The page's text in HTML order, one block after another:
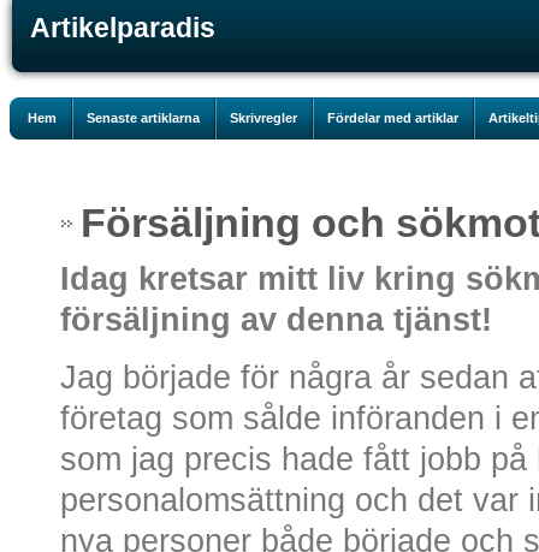
Artikelparadis
Hem Senaste artiklarna Skrivregler Fördelar med artiklar
Försäljning och
Idag kretsar mitt liv kring
försäljning av denna tjänst!
Jag började för några år sedan
företag som sålde införanden i
som jag precis hade fått jobb
personalomsättning och det var
nya personer både började och